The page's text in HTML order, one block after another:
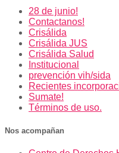
28 de junio!
Contactanos!
Crisálida
Crisálida JUS
Crisálida Salud
Institucional
prevención vih/sida
Recientes
Sumate!
Términos de uso.
Nos acompañan